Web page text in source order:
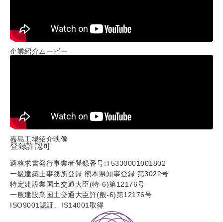
企業紹介ムービー
嘉島工場紹介映像
登録許認可
適格求書発行事業者登録番号:T5330001001802
一級建築士事務所登録:熊本県知事登録 第3022号
特定建設業国土交通大臣(特-6)第12176号
一般建設業国土交通大臣許(般-6)第12176号
ISO9001認証、IS14001取得